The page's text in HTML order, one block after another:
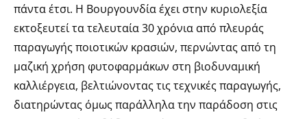
πάντα έτσι. Η Βουργουνδία έχει στην κυριολεξία
εκτοξευτεί τα τελευταία 30 χρόνια από πλευράς
παραγωγής ποιοτικών κρασιών, περνώντας από τη
μαζική χρήση φυτοφαρμάκων στη βιοδυναμική
καλλιέργεια, βελτιώνοντας τις τεχνικές παραγωγής,
διατηρώντας όμως παράλληλα την παράδοση στις